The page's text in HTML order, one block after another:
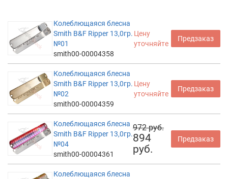
Колеблющаяся блесна
Smith B&F Ripper 13,0гр.
№01
smith00-00004358
Цену
уточняйте
Предзаказ
Колеблющаяся блесна
Smith B&F Ripper 13,0гр.
№02
smith00-00004359
Цену
уточняйте
Предзаказ
Колеблющаяся блесна
Smith B&F Ripper 13,0гр.
№04
smith00-00004361
972 руб.
894
руб.
Предзаказ
Колеблющаяся блесна